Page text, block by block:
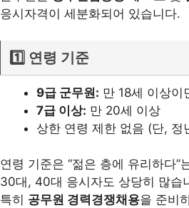
응시자격이 세분화되어 있습니다.
1️⃣ 연령 기준
9급 군무원: 만 18세 이상이
7급 이상: 만 20세 이상
상한 연령 제한 없음 (단, 정
연령 기준은 “젊은 층에 유리하다”
30대, 40대 응시자도 상당히 많습
특히 공무원 경력경쟁채용을 준비